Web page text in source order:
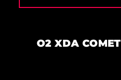
O2 XDA COMET